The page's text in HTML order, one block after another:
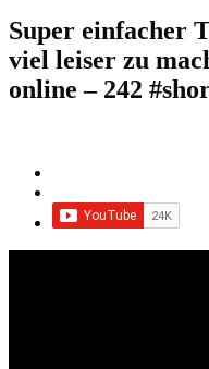
Super einfacher
viel leiser zu
online – 242